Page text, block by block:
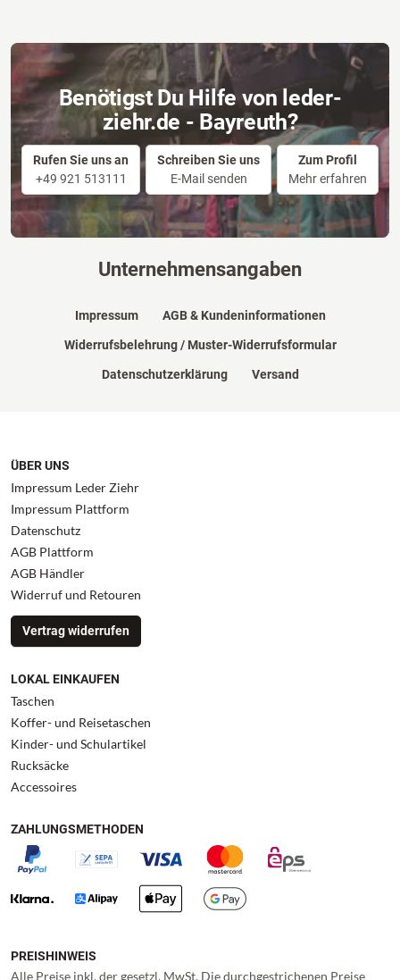
Benötigst Du Hilfe von leder-
ziehr.de - Bayreuth?
Rufen Sie uns an
+49 921 513111
Schreiben Sie uns
E-Mail senden
Zum Profil
Mehr erfahren
Unternehmensangaben
Impressum AGB & Kundeninformationen
Widerrufsbelehrung / Muster-Widerrufsformular
Datenschutzerklärung Versand
ÜBER UNS
Impressum Leder Ziehr
Impressum Plattform
Datenschutz
AGB Plattform
AGB Händler
Widerruf und Retouren
Vertrag widerrufen
LOKAL EINKAUFEN
Taschen
Koffer- und Reisetaschen
Kinder- und Schulartikel
Rucksäcke
Accessoires
ZAHLUNGSMETHODEN
PREISHINWEIS
Alle Preise inkl. der gesetzl. MwSt. Die durchgestrichenen Preise